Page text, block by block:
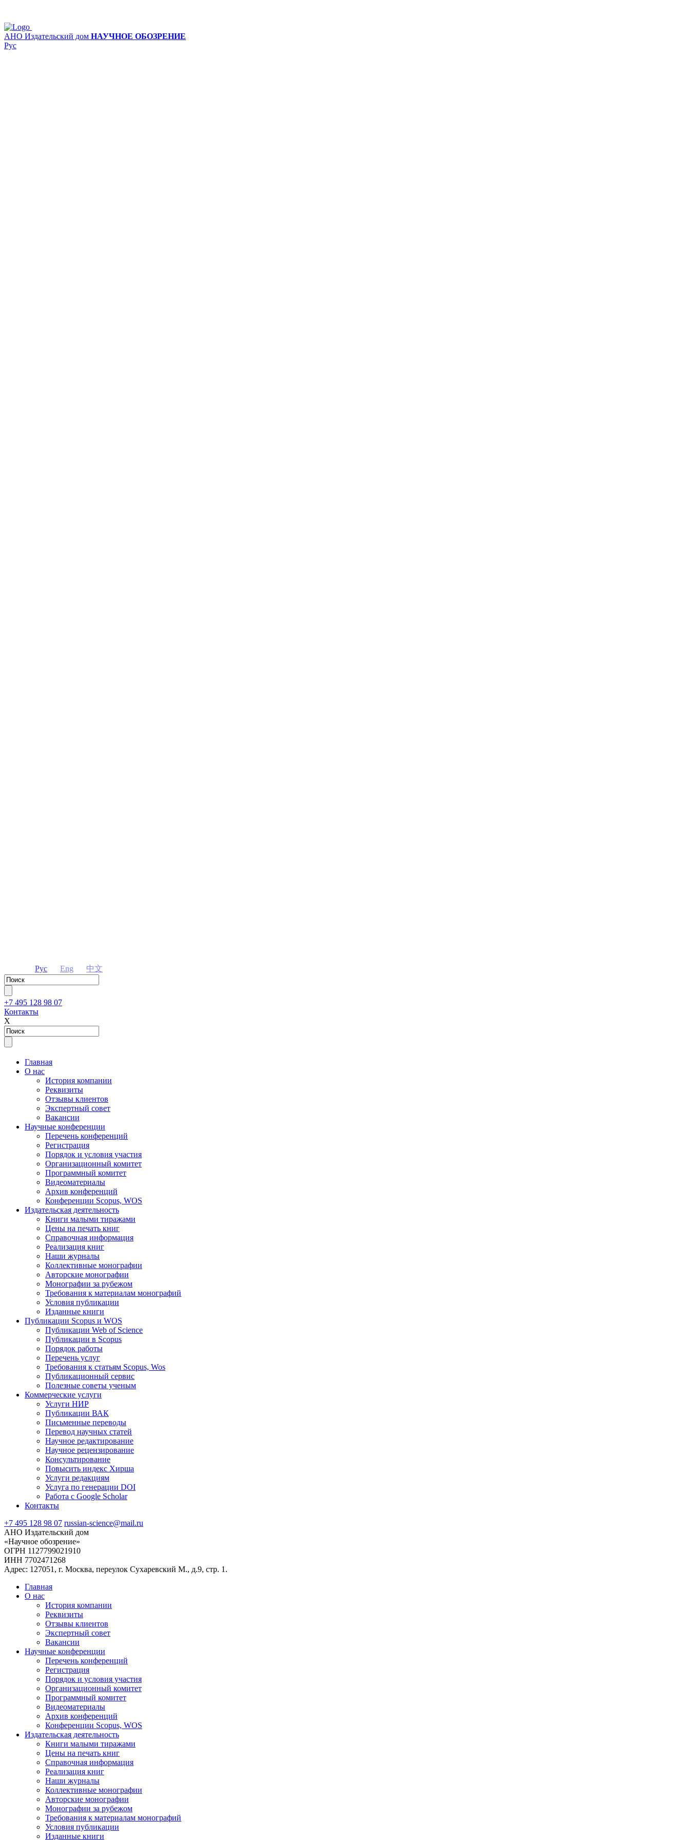
АНО Издательский дом НАУЧНОЕ ОБОЗРЕНИЕ
Рус
Рус Eng 中文
+7 495 128 98 07
Контакты
Х
Главная
О нас
История компании
Реквизиты
Отзывы клиентов
Экспертный совет
Вакансии
Научные конференции
Перечень конференций
Регистрация
Порядок и условия участия
Организационный комитет
Программный комитет
Видеоматериалы
Архив конференций
Конференции Scopus, WOS
Издательская деятельность
Книги малыми тиражами
Цены на печать книг
Справочная информация
Реализация книг
Наши журналы
Коллективные монографии
Авторские монографии
Монографии за рубежом
Требования к материалам монографий
Условия публикации
Изданные книги
Публикации Scopus и WOS
Публикации Web of Science
Публикации в Scopus
Порядок работы
Перечень услуг
Требования к статьям Scopus, Wos
Публикационный сервис
Полезные советы ученым
Коммерческие услуги
Услуги НИР
Публикации ВАК
Письменные переводы
Перевод научных статей
Научное редактирование
Научное рецензирование
Консультирование
Повысить индекс Хирша
Услуги редакциям
Услуга по генерации DOI
Работа с Google Scholar
Контакты
+7 495 128 98 07 russian-science@mail.ru
АНО Издательский дом
«Научное обозрение»
ОГРН 1127799021910
ИНН 7702471268
Адрес: 127051, г. Москва, переулок Сухаревский М., д.9, стр. 1.
Главная
О нас
История компании
Реквизиты
Отзывы клиентов
Экспертный совет
Вакансии
Научные конференции
Перечень конференций
Регистрация
Порядок и условия участия
Организационный комитет
Программный комитет
Видеоматериалы
Архив конференций
Конференции Scopus, WOS
Издательская деятельность
Книги малыми тиражами
Цены на печать книг
Справочная информация
Реализация книг
Наши журналы
Коллективные монографии
Авторские монографии
Монографии за рубежом
Требования к материалам монографий
Условия публикации
Изданные книги